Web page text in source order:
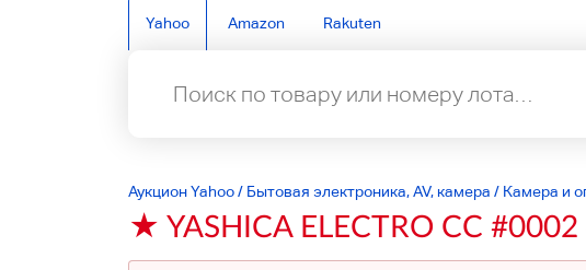
Yahoo Amazon Rakuten
Аукцион Yahoo/ Бытовая электроника, AV, камера / Камера и
★ YASHICA ELECTRO CC